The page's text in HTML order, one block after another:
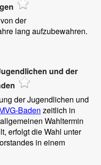
der
lang aufzubewahren.
und der
der Jugendlichen und
Baden zeitlich in
Wahltermin
erfolgt die Wahl unter
in einem